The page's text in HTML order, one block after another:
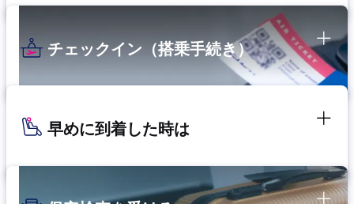
チェックイン（搭乗手続き）
早めに到着した時は